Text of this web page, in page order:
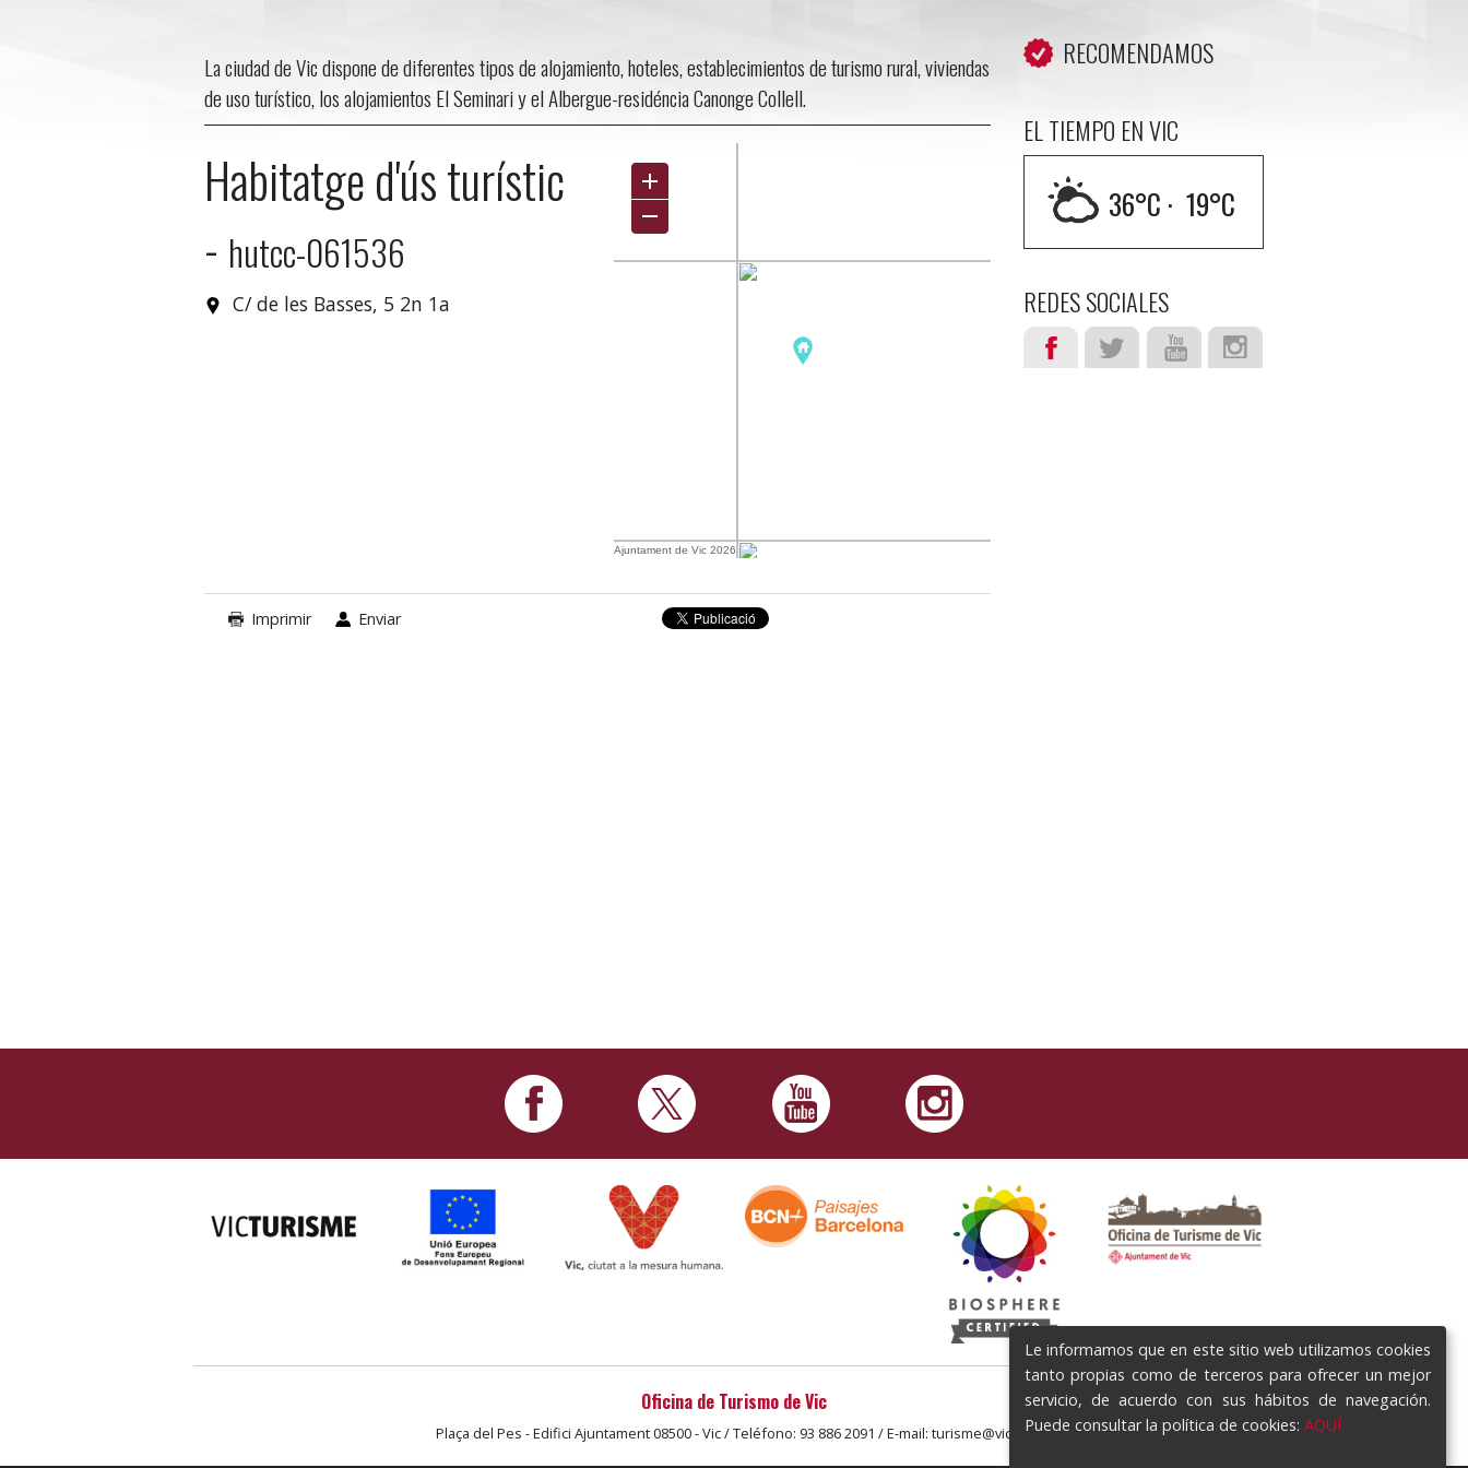
La ciudad de Vic dispone de diferentes tipos de alojamiento, hoteles, establecimientos de turismo rural, viviendas
de uso turístico, los alojamientos El Seminari y el Albergue-residéncia Canonge Collell.
Habitatge d'ús turístic
- hutcc-061536
C/ de les Basses, 5 2n 1a
Ajuntament de Vic 2026
Imprimir Enviar
RECOMENDAMOS
EL TIEMPO EN VIC
36°C · 19°C
REDES SOCIALES
Oficina de Turismo de Vic
Plaça del Pes - Edifici Ajuntament 08500 - Vic / Teléfono: 93 886 2091 / E-mail: turisme@vic.cat
Le informamos que en este sitio web utilizamos cookies
tanto propias como de terceros para ofrecer un mejor
servicio, de acuerdo con sus hábitos de navegación.
Puede consultar la política de cookies: AQUÍ